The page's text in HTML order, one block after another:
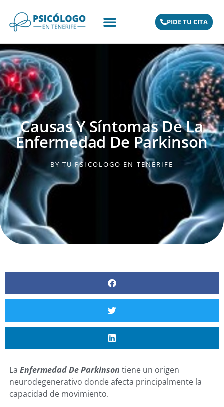
PIDE TU CITA
Causas Y Síntomas De La
Enfermedad De Parkinson
BY TU PSICOLOGO EN TENERIFE
La Enfermedad De Parkinson tiene un origen
neurodegenerativo donde afecta principalmente la
capacidad de movimiento.